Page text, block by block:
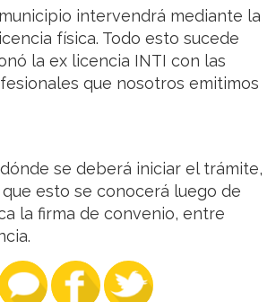
municipio intervendrá mediante la
física. Todo esto sucede
la ex licencia INTI con las
que nosotros emitimos
se deberá iniciar el trámite,
esto se conocerá luego de
la firma de convenio, entre